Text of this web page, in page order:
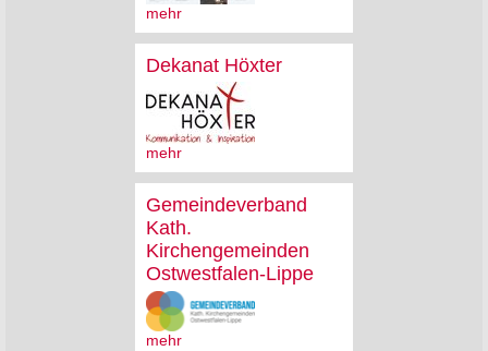
mehr
Dekanat Höxter
mehr
Gemeindeverband
Kath.
Kirchengemeinden
Ostwestfalen-Lippe
mehr